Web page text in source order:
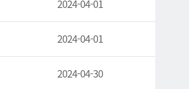
2024-04-01
2024-04-01
2024-04-30